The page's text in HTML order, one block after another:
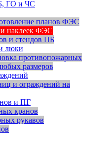
ГО и ЧС
планов ФЭС
и наклеек ФЭС
и стендов ПБ
люки
противопожарных
размеров
и ограждений на
и ПГ
кранов
рукавов